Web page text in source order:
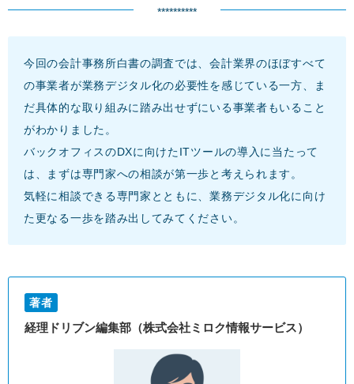
**********
今回の会計事務所白書の調査では、会計業界のほぼすべて
の事業者が業務デジタル化の必要性を感じている一方、ま
だ具体的な取り組みに踏み出せずにいる事業者もいること
がわかりました。
バックオフィスのDXに向けたITツールの導入に当たって
は、まずは専門家への相談が第一歩と考えられます。
気軽に相談できる専門家とともに、業務デジタル化に向け
た更なる一歩を踏み出してみてください。
著者
経理ドリブン編集部（株式会社ミロク情報サービス）